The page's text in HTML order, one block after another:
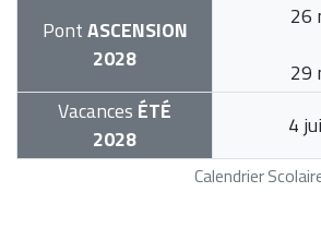
Calendrier
PontASCENSION
2028
26
29
Vacances ÉTÉ
2028
4